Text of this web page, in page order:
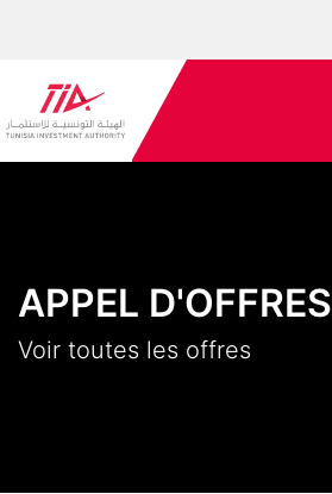
APPEL D'OFFRES
Voir toutes les offres